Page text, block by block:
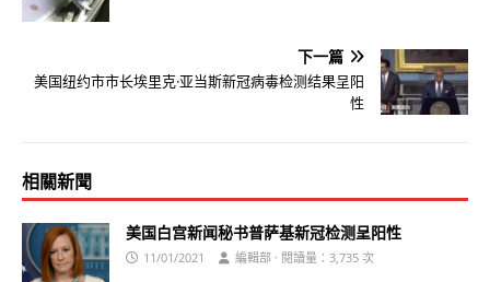
下一篇
美国纽约市市长埃里克·亚当斯新冠病毒检测结果呈阳
性
相關新聞
美国白宫新闻秘书普萨基新冠检测呈阳性
11/01/2021 編輯部 · 閱讀量：3,735 次